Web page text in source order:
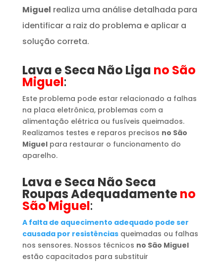
Miguel realiza uma análise detalhada para
identificar a raiz do problema e aplicar a
solução correta.
Lava e Seca Não Liga no São
Miguel:
Este problema pode estar relacionado a falhas
na placa eletrônica, problemas com a
alimentação elétrica ou fusíveis queimados.
Realizamos testes e reparos precisos no São
Miguelpara restaurar o funcionamento do
aparelho.
Lava e Seca Não Seca
Roupas Adequadamenteno
São Miguel:
A falta de aquecimento adequado pode ser
causada por resistênciasqueimadas ou falhas
nos sensores. Nossos técnicos no São Miguel
estão capacitados para substituir